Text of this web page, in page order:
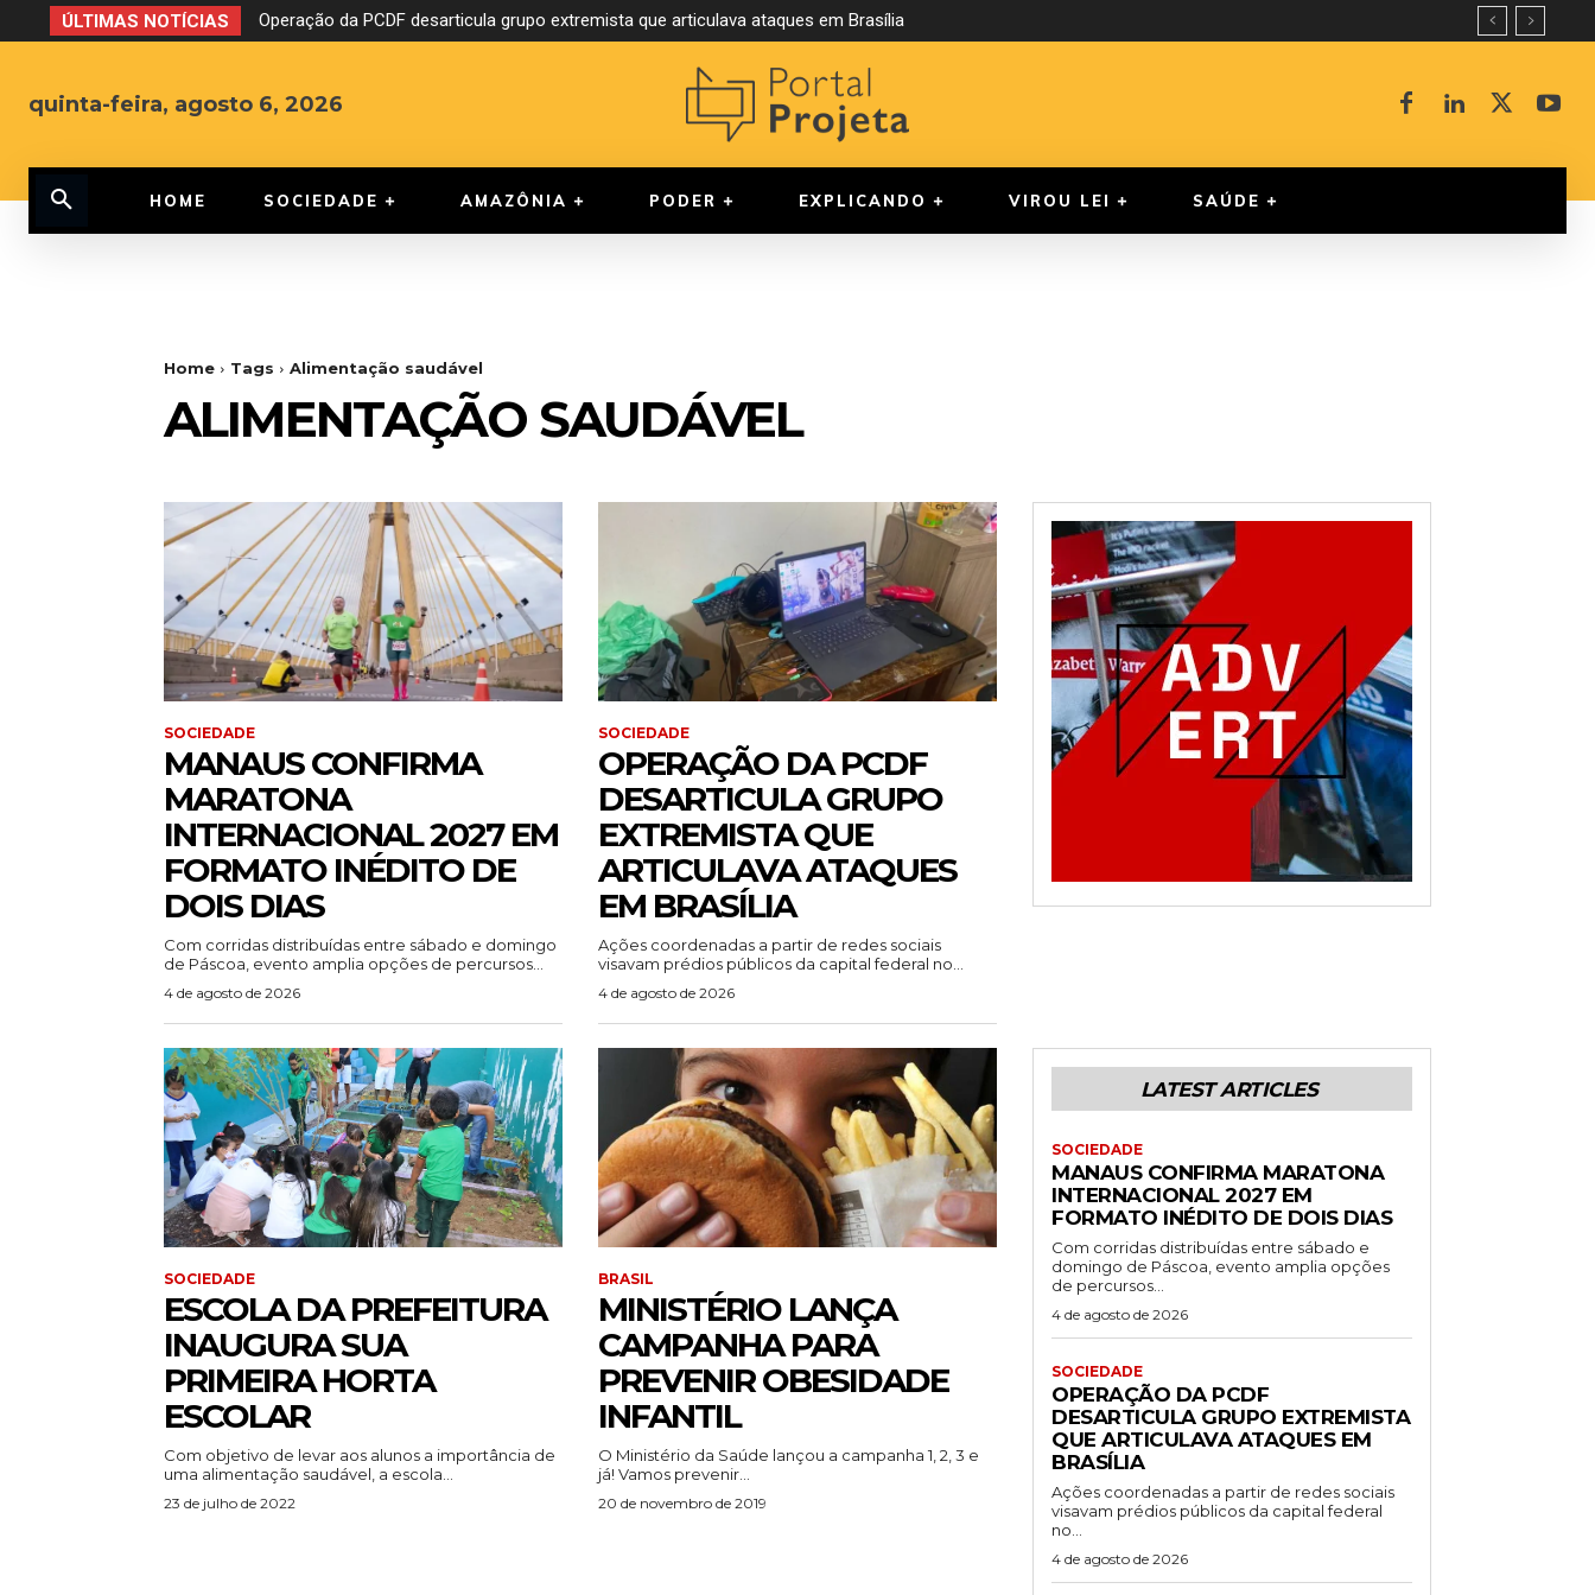
ÚLTIMAS NOTÍCIAS Operação da PCDF desarticula grupo extremista que articulava ataques em Brasília
quinta-feira, agosto 6, 2026
HOME SOCIEDADE AMAZÔNIA PODER EXPLICANDO VIROU LEI SAÚDE
Home Tags Alimentação saudável
ALIMENTAÇÃO SAUDÁVEL
SOCIEDADE
MANAUS CONFIRMA
MARATONA
INTERNACIONAL 2027 EM
FORMATO INÉDITO DE
DOIS DIAS
Com corridas distribuídas entre sábado e domingo
de Páscoa, evento amplia opções de percursos...
4 de agosto de 2026
SOCIEDADE
OPERAÇÃO DA PCDF
DESARTICULA GRUPO
EXTREMISTA QUE
ARTICULAVA ATAQUES
EM BRASÍLIA
Ações coordenadas a partir de redes sociais
visavam prédios públicos da capital federal no...
4 de agosto de 2026
SOCIEDADE
ESCOLA DA PREFEITURA
INAUGURA SUA
PRIMEIRA HORTA
ESCOLAR
Com objetivo de levar aos alunos a importância de
uma alimentação saudável, a escola...
23 de julho de 2022
BRASIL
MINISTÉRIO LANÇA
CAMPANHA PARA
PREVENIR OBESIDADE
INFANTIL
O Ministério da Saúde lançou a campanha 1, 2, 3 e
já! Vamos prevenir...
20 de novembro de 2019
LATEST ARTICLES
SOCIEDADE
MANAUS CONFIRMA MARATONA
INTERNACIONAL 2027 EM
FORMATO INÉDITO DE DOIS DIAS
Com corridas distribuídas entre sábado e
domingo de Páscoa, evento amplia opções
de percursos...
4 de agosto de 2026
SOCIEDADE
OPERAÇÃO DA PCDF
DESARTICULA GRUPO EXTREMISTA
QUE ARTICULAVA ATAQUES EM
BRASÍLIA
Ações coordenadas a partir de redes sociais
visavam prédios públicos da capital federal
no...
4 de agosto de 2026